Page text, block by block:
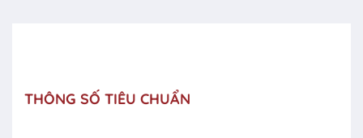
THÔNG SỐ TIÊU CHUẨN